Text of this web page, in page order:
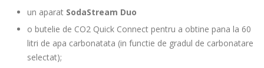
un aparat SodaStream Duo
o butelie de CO2 Quick Connect pentru a obtine pana la 60
litri de apa carbonatata (in functie de gradul de carbonatare
selectat);